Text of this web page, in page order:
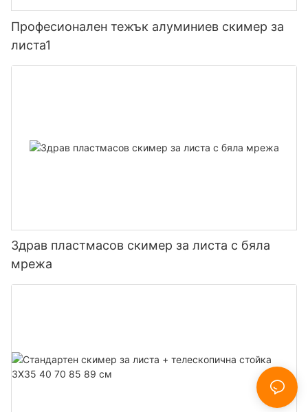
Професионален тежък алуминиев скимер за
листа1
Здрав пластмасов скимер за листа с бяла
мрежа